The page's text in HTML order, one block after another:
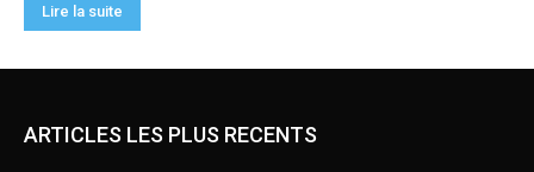
ARTICLES LES PLUS RECENTS